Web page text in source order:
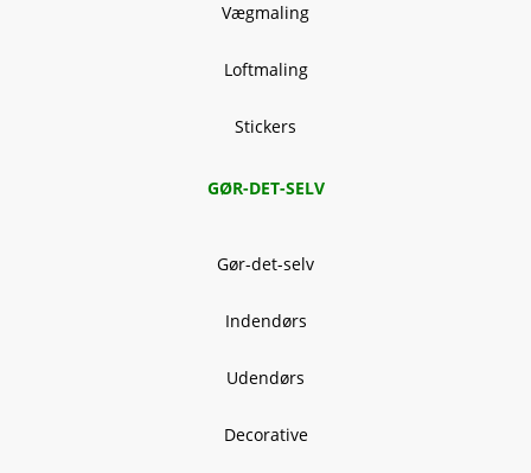
Vægmaling
Loftmaling
Stickers
GØR-DET-SELV
Gør-det-selv
Indendørs
Udendørs
Decorative